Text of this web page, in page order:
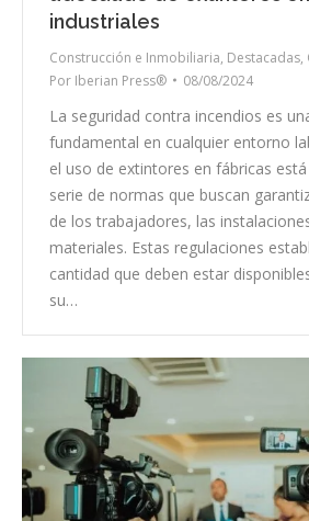
industriales
Construcción e Inmobiliaria, Destacadas,
Por Iberian Press® 08/08/2024
La seguridad contra incendios es
fundamental en cualquier entorno
el uso de extintores en fábricas
serie de normas que buscan
de los trabajadores, las
materiales. Estas regulaciones
cantidad que deben estar
su…